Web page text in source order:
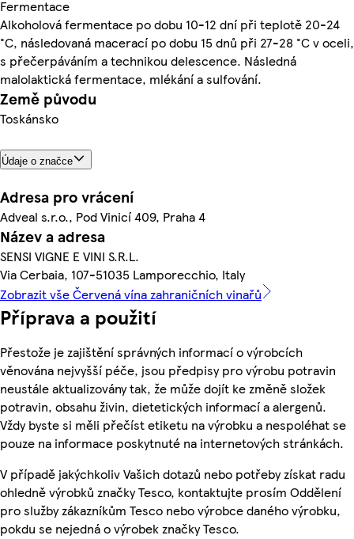
Fermentace
Alkoholová fermentace po dobu 10-12 dní při teplotě 20-24
°C, následovaná macerací po dobu 15 dnů při 27-28 °C v oceli,
s přečerpáváním a technikou delescence. Následná
malolaktická fermentace, mlékání a sulfování.
Země původu
Toskánsko
Údaje o značce
Adresa pro vrácení
Adveal s.r.o., Pod Vinicí 409, Praha 4
Název a adresa
SENSI VIGNE E VINI S.R.L.
Via Cerbaia, 107-51035 Lamporecchio, Italy
Zobrazit vše Červená vína zahraničních vinařů
Příprava a použití
Přestože je zajištění správných informací o výrobcích
věnována nejvyšší péče, jsou předpisy pro výrobu potravin
neustále aktualizovány tak, že může dojít ke změně složek
potravin, obsahu živin, dietetických informací a alergenů.
Vždy byste si měli přečíst etiketu na výrobku a nespoléhat se
pouze na informace poskytnuté na internetových stránkách.
V případě jakýchkoliv Vašich dotazů nebo potřeby získat radu
ohledně výrobků značky Tesco, kontaktujte prosím Oddělení
pro služby zákazníkům Tesco nebo výrobce daného výrobku,
pokdu se nejedná o výrobek značky Tesco.